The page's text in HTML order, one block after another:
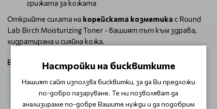
грижата за кожата
Открийте силата на корейската козметика с Round
Lab Birch Moisturizing Toner - вашият път към здрава,
хидратирана и сияйна кожа.
Виж продукти от категория:
Лице Корейска козметика Корейска козметика за лице
Корейски тонери за лице
Настройки на бисквитките
Нашият сайт използва бисквитки, за да Ви предложи
по-добро пазаруване. Те ни позволяват да
анализираме по-добре Вашите нужди и да подобрим